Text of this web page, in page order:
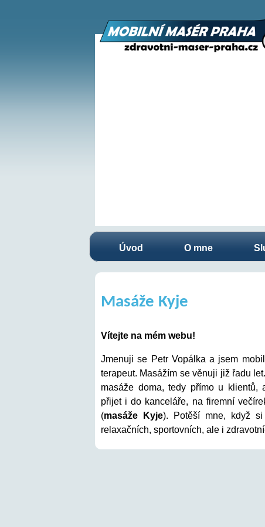
Masáže Kyje
Vítejte na mém webu!
Jmenuji se Petr Vopálka a jsem
terapeut. Masážím se věnuji již řadu
masáže doma, tedy přímo u klientů,
přijet i do kanceláře, na firemní
(masáže Kyje). Potěší mne, když
relaxačních, sportovních, ale i
Úvod O mne